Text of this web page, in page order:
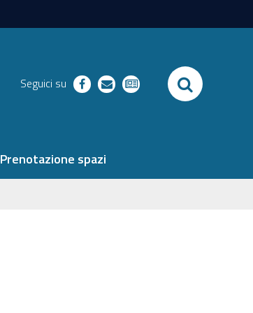
Seguici su facebookrichiestenewsletter SEARCH
Prenotazione spazi